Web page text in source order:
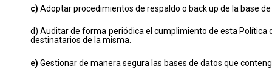
c) Adoptar procedimientos de respaldo o back up de la base
d) Auditar de forma periódica el cumplimiento de esta Política
destinatarios de la misma.
e) Gestionar de manera segura las bases de datos que